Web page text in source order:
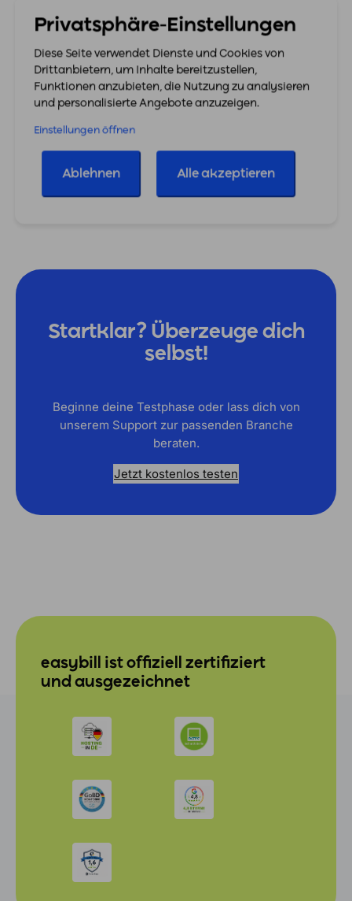
großes Lob dalassen. Der Support ist
wirklich richtig gut, schnell, zuverlässig
und vor allem hilfreich. Man bekommt
nicht irgendwelche Textbausteine,
sondern echte … More
Startklar? Überzeuge dich
selbst!
Beginne deine Testphase oder lass dich von
unserem Support zur passenden Branche
beraten.
Jetzt kostenlos testen
easybill ist offiziell zertifiziert
und ausgezeichnet
Privatsphäre-Einstellungen
Diese Seite verwendet Dienste und Cookies von
Drittanbietern, um Inhalte bereitzustellen,
Funktionen anzubieten, die Nutzung zu analysieren
und personalisierte Angebote anzuzeigen.
Einstellungen öffnen
Ablehnen Alle akzeptieren